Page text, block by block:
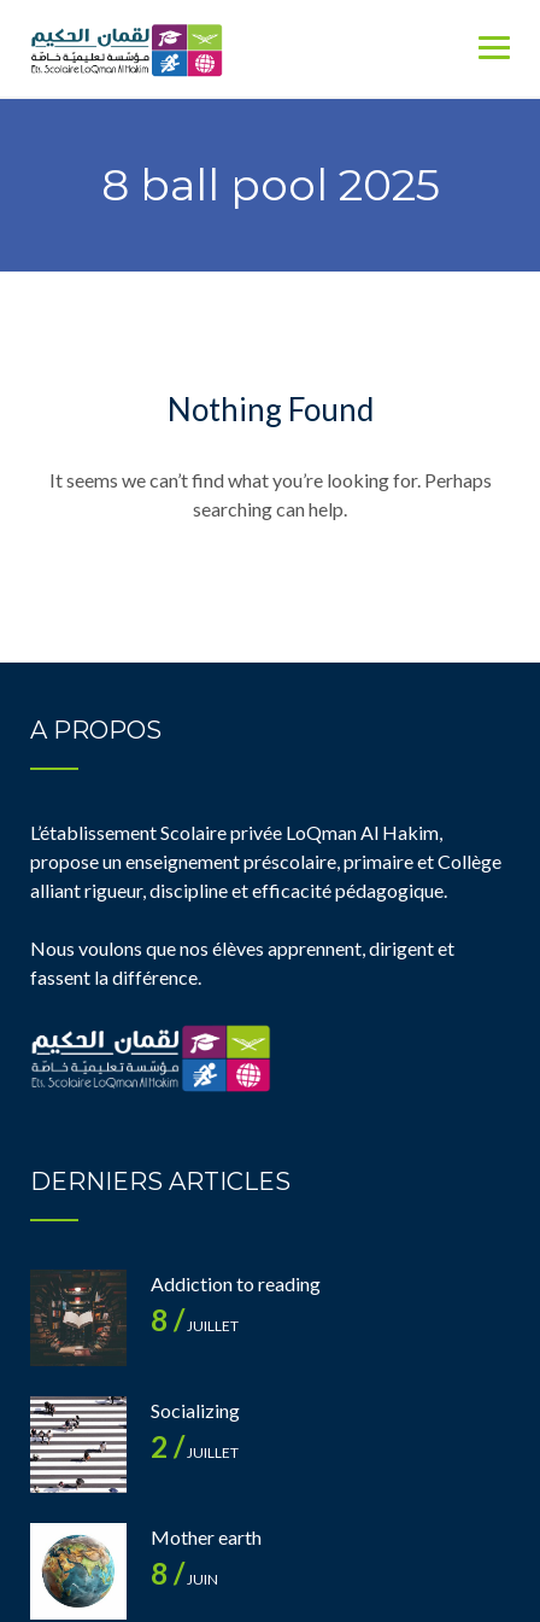
content
8 ball pool 2025
Nothing Found
It seems we can’t find what you’re looking for. Perhaps
searching can help.
A PROPOS
L’établissement Scolaire privée LoQman Al Hakim,
propose un enseignement préscolaire, primaire et Collège
alliant rigueur, discipline et efficacité pédagogique.
Nous voulons que nos élèves apprennent, dirigent et
fassent la différence.
DERNIERS ARTICLES
Addiction to reading
8 /JUILLET
Socializing
2 /JUILLET
Mother earth
8 /JUIN